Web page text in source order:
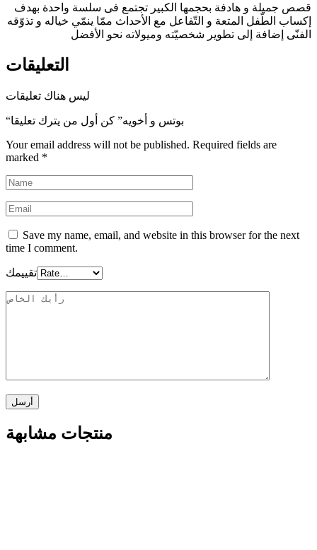
قصص جمیلة و هادفة بحجمها الکبیر تجتمع فی سلسة واحدة بهدف
إکساب الطّفل المتعة و التّفاعل مع الأحداث ممّا ینمّي خیاله و تذوّقه
الفنّی إضافة إلى تطویر شخصیّته ومیولاته نحو الأفضل
التعليقات
ليس هناك تعليقات
“بوتس و أخویه” كن أول من يترك تعليقا
Your email address will not be published. Required fields are
marked *
Save my name, email, and website in this browser for the next
time I comment.
تقييمك
منتجات مشابهة